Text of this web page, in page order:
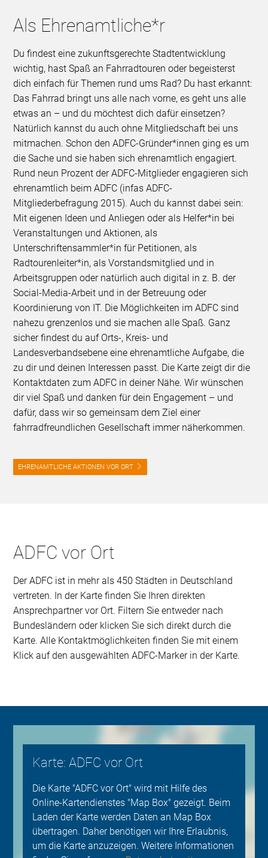
Als Ehrenamtliche*r
Du findest eine zukunftsgerechte Stadtentwicklung
wichtig, hast Spaß an Fahrradtouren oder begeisterst
dich einfach für Themen rund ums Rad? Du hast erkannt:
Das Fahrrad bringt uns alle nach vorne, es geht uns alle
etwas an – und du möchtest dich dafür einsetzen?
Natürlich kannst du auch ohne Mitgliedschaft bei uns
mitmachen. Schon den ADFC-Gründer*innen ging es um
die Sache und sie haben sich ehrenamtlich engagiert.
Rund neun Prozent der ADFC-Mitglieder engagieren sich
ehrenamtlich beim ADFC (infas ADFC-
Mitgliederbefragung 2015). Auch du kannst dabei sein:
Mit eigenen Ideen und Anliegen oder als Helfer*in bei
Veranstaltungen und Aktionen, als
Unterschriftensammler*in für Petitionen, als
Radtourenleiter*in, als Vorstandsmitglied und in
Arbeitsgruppen oder natürlich auch digital in z. B. der
Social-Media-Arbeit und in der Betreuung oder
Koordinierung von IT. Die Möglichkeiten im ADFC sind
nahezu grenzenlos und sie machen alle Spaß. Ganz
sicher findest du auf Orts-, Kreis- und
Landesverbandsebene eine ehrenamtliche Aufgabe, die
zu dir und deinen Interessen passt. Die Karte zeigt dir die
Kontaktdaten zum ADFC in deiner Nähe. Wir wünschen
dir viel Spaß und danken für dein Engagement – und
dafür, dass wir so gemeinsam dem Ziel einer
fahrradfreundlichen Gesellschaft immer näherkommen.
EHRENAMTLICHE AKTIONEN VOR ORT
ADFC vor Ort
Der ADFC ist in mehr als 450 Städten in Deutschland
vertreten. In der Karte finden Sie Ihren direkten
Ansprechpartner vor Ort. Filtern Sie entweder nach
Bundesländern oder klicken Sie sich direkt durch die
Karte. Alle Kontaktmöglichkeiten finden Sie mit einem
Klick auf den ausgewählten ADFC-Marker in der Karte.
Karte: ADFC vor Ort
Die Karte "ADFC vor Ort" wird mit Hilfe des
Online-Kartendienstes "Map Box" gezeigt. Beim
Laden der Karte werden Daten an Map Box
übertragen. Daher benötigen wir Ihre Erlaubnis,
um die Karte anzuzeigen. Weitere Informationen